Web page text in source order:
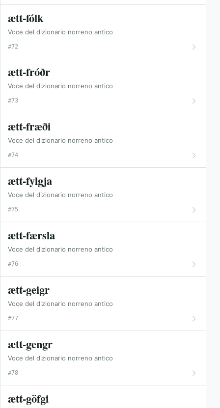
ætt-fólk
Voce del dizionario norreno antico
#72
ætt-fróðr
Voce del dizionario norreno antico
#73
ætt-fræði
Voce del dizionario norreno antico
#74
ætt-fylgja
Voce del dizionario norreno antico
#75
ætt-færsla
Voce del dizionario norreno antico
#76
ætt-geigr
Voce del dizionario norreno antico
#77
ætt-gengr
Voce del dizionario norreno antico
#78
ætt-göfgi